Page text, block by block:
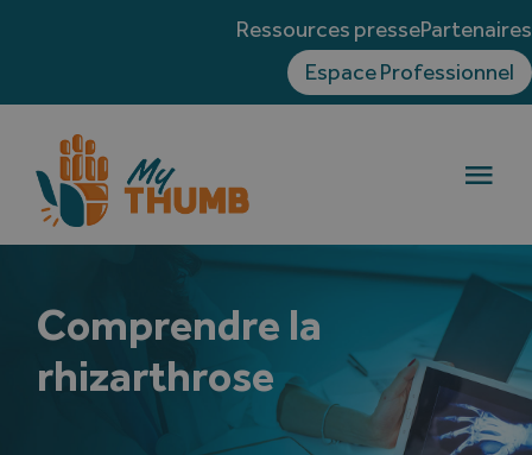
content
Ressources pressePartenaires
Espace Professionnel
La rhizarthrose
Traitements
Comprendre la
rhizarthrose